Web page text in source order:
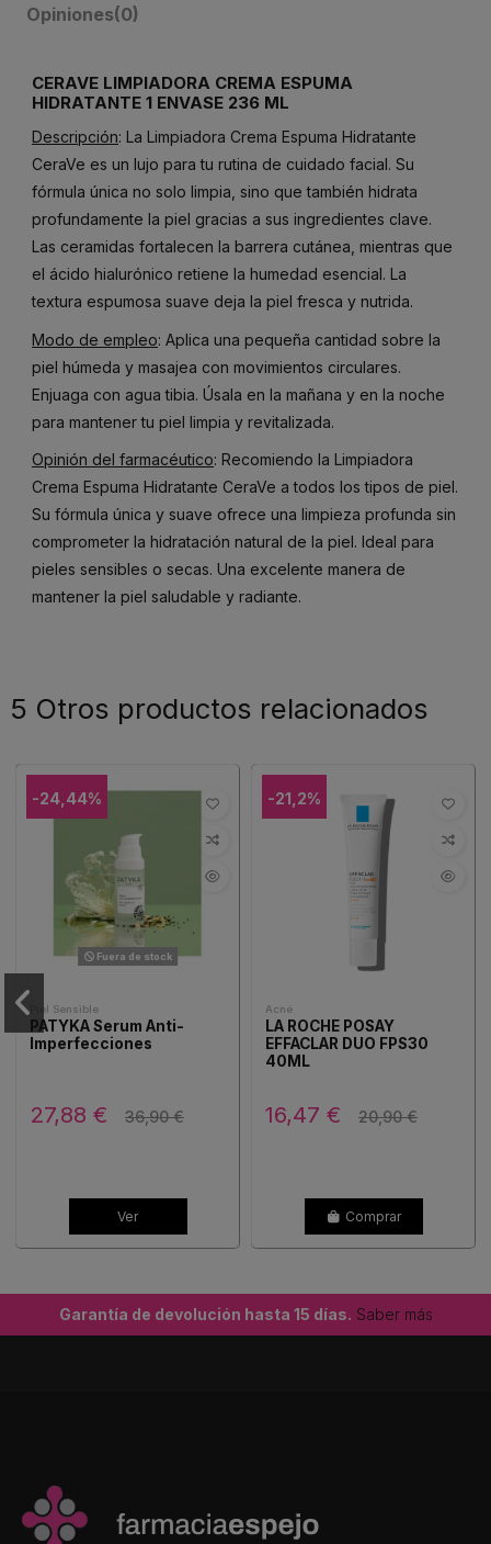
Opiniones(0)
CERAVE LIMPIADORA CREMA ESPUMA
HIDRATANTE 1 ENVASE 236 ML
Descripción: La Limpiadora Crema Espuma Hidratante
CeraVe es un lujo para tu rutina de cuidado facial. Su
fórmula única no solo limpia, sino que también hidrata
profundamente la piel gracias a sus ingredientes clave.
Las ceramidas fortalecen la barrera cutánea, mientras que
el ácido hialurónico retiene la humedad esencial. La
textura espumosa suave deja la piel fresca y nutrida.
Modo de empleo: Aplica una pequeña cantidad sobre la
piel húmeda y masajea con movimientos circulares.
Enjuaga con agua tibia. Úsala en la mañana y en la noche
para mantener tu piel limpia y revitalizada.
Opinión del farmacéutico: Recomiendo la Limpiadora
Crema Espuma Hidratante CeraVe a todos los tipos de piel.
Su fórmula única y suave ofrece una limpieza profunda sin
comprometer la hidratación natural de la piel. Ideal para
pieles sensibles o secas. Una excelente manera de
mantener la piel saludable y radiante.
5 Otros productos relacionados
-24,44%
Fuera de stock
Piel Sensible
PATYKA Serum Anti-
Imperfecciones
27,88 € 36,90 €
Ver
-21,2%
Acné
LA ROCHE POSAY
EFFACLAR DUO FPS30
40ML
16,47 € 20,90 €
Comprar
Garantía de devolución hasta 15 días. Saber más